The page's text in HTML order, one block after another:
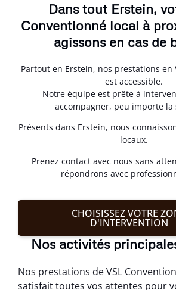
Dans tout Erstein,
Conventionné local à
agissons en cas de
Partout en Erstein, nos prestations en
est accessible.
Notre équipe est prête à
accompagner, peu importe la
Présents dans Erstein, nous
locaux.
Prenez contact avec nous sans
répondrons avec
CHOISISSEZ VOTRE
D'INTERVENTION
Nos activités
Nos prestations de VSL
satisfait toutes vos attentes pour